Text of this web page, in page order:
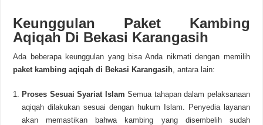
Keunggulan Paket Kambing
Aqiqah Di Bekasi Karangasih
Ada beberapa keunggulan yang bisa Anda nikmati dengan memilih
paket kambing aqiqah di Bekasi Karangasih, antara lain:
Proses Sesuai Syariat Islam Semua tahapan dalam pelaksanaan
aqiqah dilakukan sesuai dengan hukum Islam. Penyedia layanan
akan memastikan bahwa kambing yang disembelih sudah